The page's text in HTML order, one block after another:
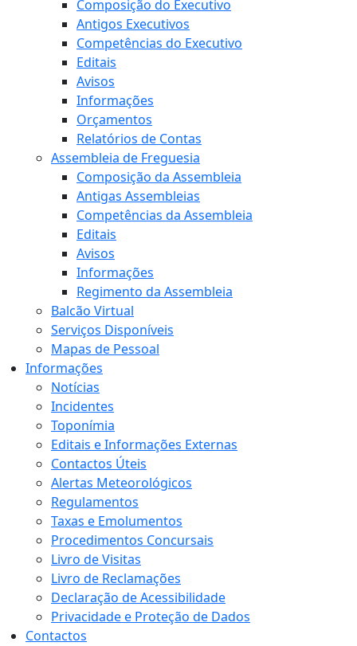
Composição do Executivo
Antigos Executivos
Competências do Executivo
Editais
Avisos
Informações
Orçamentos
Relatórios de Contas
Assembleia de Freguesia
Composição da Assembleia
Antigas Assembleias
Competências da Assembleia
Editais
Avisos
Informações
Regimento da Assembleia
Balcão Virtual
Serviços Disponíveis
Mapas de Pessoal
Informações
Notícias
Incidentes
Toponímia
Editais e Informações Externas
Contactos Úteis
Alertas Meteorológicos
Regulamentos
Taxas e Emolumentos
Procedimentos Concursais
Livro de Visitas
Livro de Reclamações
Declaração de Acessibilidade
Privacidade e Proteção de Dados
Contactos